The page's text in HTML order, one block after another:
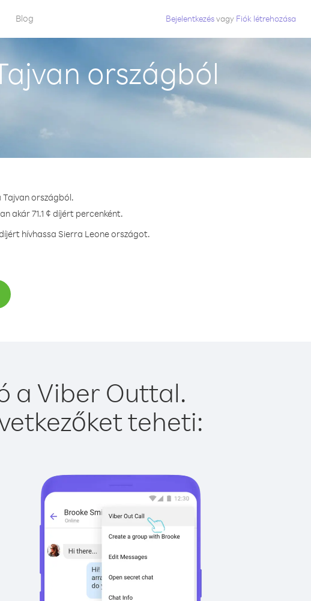
Blog Bejelentkezésvagy Fiók létrehozása
országból
országból.
akár 71.1 ¢ díjért percenként.
hívhassa Sierra Leone országot.
a Viber Outtal.
teheti: